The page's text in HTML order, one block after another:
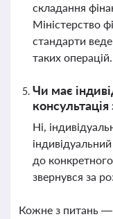
складання
Міністерство
стандарти
таких операцій.
Чи має
Ні,
до
звернувся за
Кожне з питань —